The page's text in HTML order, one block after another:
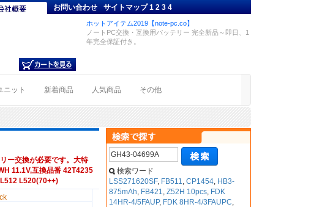
お問い合わせ サイトマップ 1234
ホットアイテム2019【note-pc.co】
ノートPC交換・互換用バッテリー 完全新品～即日、1
年完全保証付き。
ニット 新着商品 人気商品 その他
ー交換が必要です。大特
11.1V,互換品番 42T4235
L520(70++)
検索ワード
LSS271620SF, FB511,CP1454, HB3-
875mAh, FB421,Z52H 10pcs, FDK
14HR-4/5FAUP, FDK 8HR-4/3FAUPC,